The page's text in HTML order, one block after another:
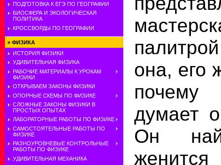
ПОДГОТОВКА К ЕГЭ ПО ГЕОГРАФИИ
БИОСФЕРА И ЭКОЛОГИЧЕСКАЯ
ПОЛИТИКА
КРОССВОРДЫ ПО ГЕОГРАФИИ
» ФИЗИКА
ИСТОРИЯ ФИЗИКИ
УДИВИТЕЛЬНАЯ ФИЗИКА
РАБОЧИЕ МАТЕРИАЛЫ К УРОКАМ
ФИЗИКИ
ОТКРЫВАЕМ ЗАКОНЫ ФИЗИКИ
ОПОРНЫЕ СХЕМЫ ПО ФИЗИКЕ
СЛОЖНЫЕ ЗАКОНЫ ФИЗИКИ В
ПРОСТЫХ ОПЫТАХ
ЛАБОРАТОРНЫЕ РАБОТЫ ПО ФИЗИКЕ
САМОСТОЯТЕЛЬНЫЕ РАБОТЫ ПО
ФИЗИКЕ
РАЗНОУРОВНЕВЫЕ КОНТРОЛЬНЫЕ
РАБОТЫ ПО ФИЗИКЕ
УДИВИТЕЛЬНАЯ МЕХАНИКА
она, его
думает
Он